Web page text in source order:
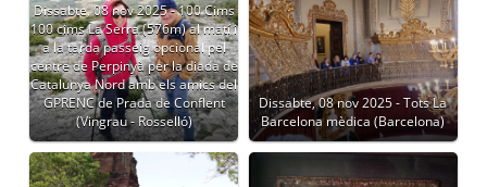
Dissabte, 08 nov 2025 - 100 Cims
100 cims La Serra (576m) al matí i
a la tarda passeig opcional pel
centre de Perpinyà per la diada de
Catalunya Nord amb els amics del
GPRENC de Prada de Conflent
(Vingrau - Rosselló)
Dissabte, 08 nov 2025 - Tots La
Barcelona mèdica (Barcelona)